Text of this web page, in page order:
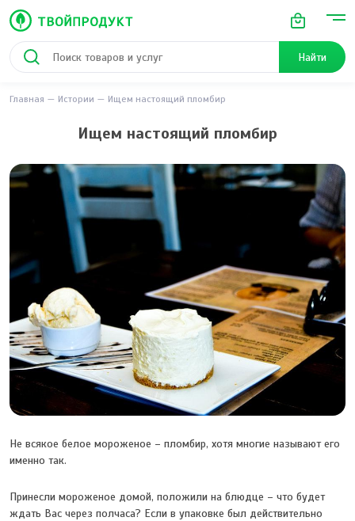
Найти
Главная Истории Ищем настоящий пломбир
Ищем настоящий пломбир
Не всякое белое мороженое – пломбир, хотя многие называют его
именно так.
Принесли мороженое домой, положили на блюдце – что будет
ждать Вас через полчаса? Если в упаковке был действительно